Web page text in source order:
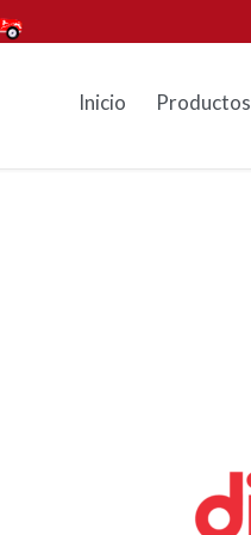
Inicio Productos